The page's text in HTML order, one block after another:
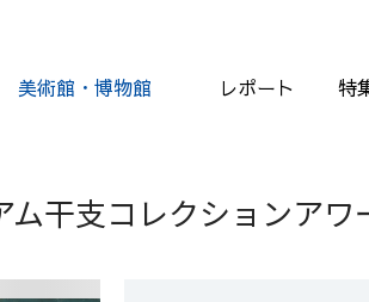
美術館・博物館 レポート 特
ム干支コレクションアワ